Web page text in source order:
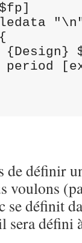
de définir
voulons
se définit
sera défini